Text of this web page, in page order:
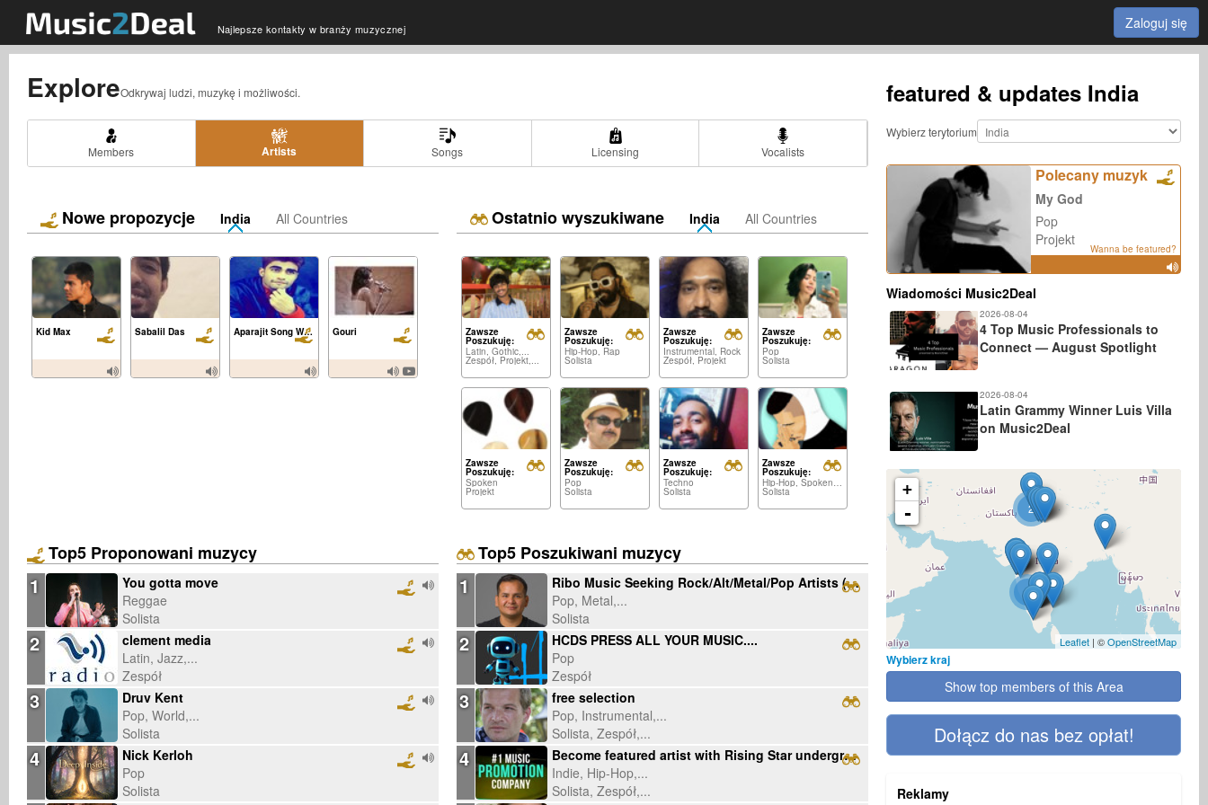
Najlepsze kontakty w branży muzycznej Zaloguj się
ExploreOdkrywaj ludzi, muzykę i możliwości. featured & updates India
Members Artists Songs Licensing Vocalists
Nowe propozycje India All Countries
Kid Max Sabalil Das Aparajit Song Writing Gouri
Ostatnio wyszukiwane India All Countries
Zawsze
Poszukuję:
Latin, Gothic,...
Zespół, Projekt,...
Zawsze
Poszukuję:
Hip-Hop, Rap
Solista
Zawsze
Poszukuję:
Instrumental, Rock
Zespół, Projekt
Zawsze
Poszukuję:
Pop
Solista
Zawsze
Poszukuję:
Spoken
Projekt
Zawsze
Poszukuję:
Pop
Solista
Zawsze
Poszukuję:
Techno
Solista
Zawsze
Poszukuję:
Hip-Hop, Spoken,...
Solista
Top5 Proponowani muzycy
1
You gotta move
Reggae
Solista
2
clement media
Latin, Jazz,...
Zespół
3
Druv Kent
Pop, World,...
Solista
4
Nick Kerloh
Pop
Solista
Top5 Poszukiwani muzycy
1
Ribo Music Seeking Rock/Alt/Metal/Pop Artists (English/Spanish, US)
Pop, Metal,...
Solista
2
HCDS PRESS ALL YOUR MUSIC....
Pop
Zespół
3
free selection
Pop, Instrumental,...
Solista, Zespół,...
4
Become featured artist with Rising Star underground radio
Indie, Hip-Hop,...
Solista, Zespół,...
Wybierz terytorium
Polecany muzyk
My God
Pop
Projekt
Wanna be featured?
Wiadomości Music2Deal
2026-08-04
4 Top Music Professionals to
Connect — August Spotlight
2026-08-04
Latin Grammy Winner Luis Villa
on Music2Deal
2
4
+
-
Leaflet| ©OpenStreetMap
Wybierz kraj
Show top members of this Area
Dołącz do nas bez opłat!
Reklamy